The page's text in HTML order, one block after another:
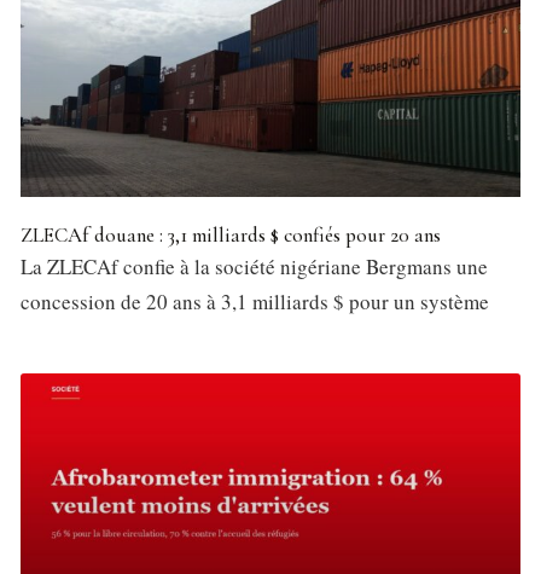
ZLECAf douane : 3,1 milliards $ confiés pour 20 ans
La ZLECAf confie à la société nigériane Bergmans une
concession de 20 ans à 3,1 milliards $ pour un système